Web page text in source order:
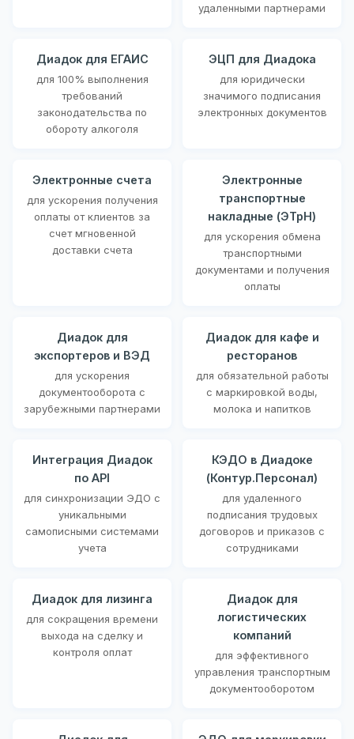
удаленными партнерами
Диадок для ЕГАИС
для 100% выполнения
требований
законодательства по
обороту алкоголя
ЭЦП для Диадока
для юридически
значимого подписания
электронных документов
Электронные счета
для ускорения получения
оплаты от клиентов за
счет мгновенной
доставки счета
Электронные
транспортные
накладные (ЭТрН)
для ускорения обмена
транспортными
документами и получения
оплаты
Диадок для
экспортеров и ВЭД
для ускорения
документооборота с
зарубежными партнерами
Диадок для кафе и
ресторанов
для обязательной работы
с маркировкой воды,
молока и напитков
Интеграция Диадок
по API
для синхронизации ЭДО с
уникальными
самописными системами
учета
КЭДО в Диадоке
(Контур.Персонал)
для удаленного
подписания трудовых
договоров и приказов с
сотрудниками
Диадок для лизинга
для сокращения времени
выхода на сделку и
контроля оплат
Диадок для
логистических
компаний
для эффективного
управления транспортным
документооборотом